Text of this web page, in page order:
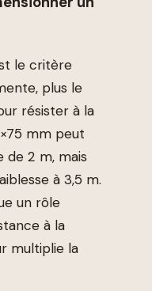
le critère
plus le
résister à la
mm peut
2 m, mais
à 3,5 m.
un rôle
à la
multiplie la